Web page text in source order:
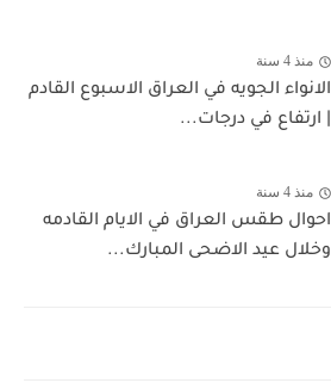
منذ 4 سنة
الانواء الجويه في العراق الاسبوع القادم
| ارتفاع في درجات...
منذ 4 سنة
احوال طقس العراق في الايام القادمه
وخلال عيد الاضحى المبارك...